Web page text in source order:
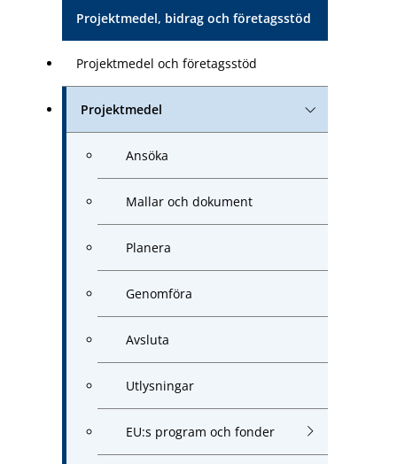
Projektmedel, bidrag och företagsstöd
Projektmedel och företagsstöd
Projektmedel
Ansöka
Mallar och dokument
Planera
Genomföra
Avsluta
Utlysningar
EU:s program och fonder